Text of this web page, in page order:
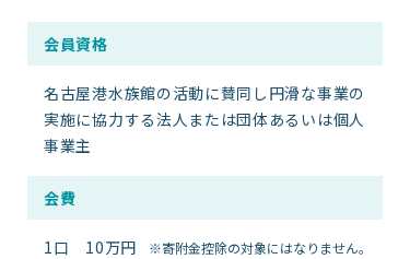
水族館の周辺施設
体験学習プログラム
海の仲間たち
ショップ・レストラン
よくある質問
会員資格
名古屋港水族館の活動に賛同し円滑な事業の
実施に協力する法人または団体あるいは個人
事業主
会費
1口 10万円※寄附金控除の対象にはなりません。